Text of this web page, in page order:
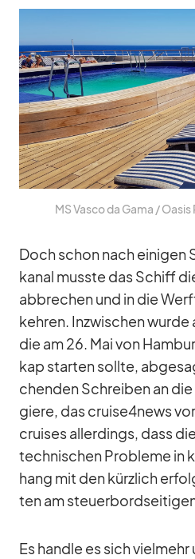
MS Vasco da Gama /​
Doch schon nach ei­ni­gen
ka­nal musste das Schiff
ab­bre­chen und in die
keh­ren. In­zwi­schen wurde
die am 26. Mai von
kap star­ten sollte,
chen­den Schrei­ben an
giere, das cruise4news
crui­ses al­ler­dings, dass
tech­ni­schen Pro­bleme in
hang mit den kürz­lich
ten am
Es handle es sich